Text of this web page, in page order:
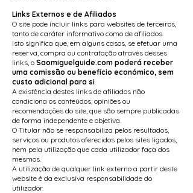
Links Externos e de Afiliados
O site pode incluir links para websites de terceiros,
tanto de caráter informativo como de afiliados.
Isto significa que, em alguns casos, se efetuar uma
reserva, compra ou contratação através desses
links, o Saomiguelguide.com poderá receber
uma comissão ou benefício económico, sem
custo adicional para si.
A existência destes links de afiliados não
condiciona os conteúdos, opiniões ou
recomendações do site, que são sempre publicadas
de forma independente e objetiva.
O Titular não se responsabiliza pelos resultados,
serviços ou produtos oferecidos pelos sites ligados,
nem pela utilização que cada utilizador faça dos
mesmos.
A utilização de qualquer link externo a partir deste
website é da exclusiva responsabilidade do
utilizador.